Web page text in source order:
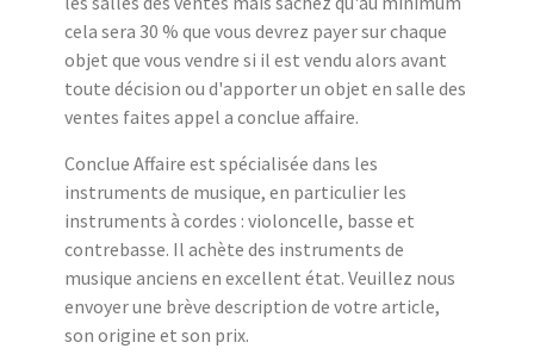
cela sera 30 % que vous devrez payer sur chaque
objet que vous vendre si il est vendu alors avant
toute décision ou d'apporter un objet en salle des
ventes faites appel a conclue affaire.
Conclue Affaire est spécialisée dans les
instruments de musique, en particulier les
instruments à cordes : violoncelle, basse et
contrebasse. Il achète des instruments de
musique anciens en excellent état. Veuillez nous
envoyer une brève description de votre article,
son origine et son prix.